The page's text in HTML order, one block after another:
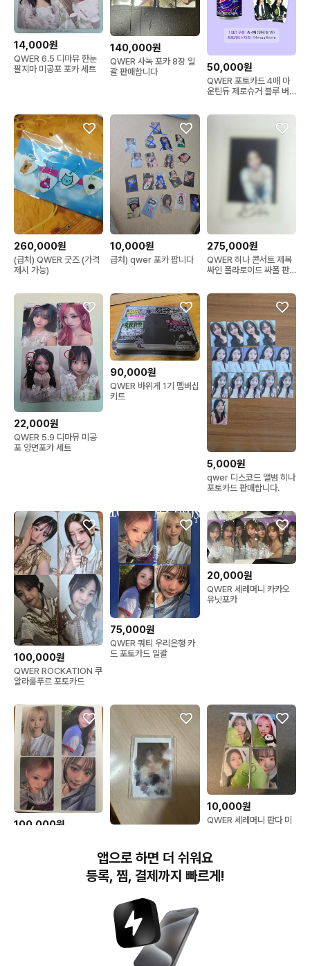
14,000원
QWER 6.5 디마뮤 한눈
팔지마 미공포 포카 세트
140,000원
QWER 사녹 포카 8장 일
괄 판매합니다
50,000원
QWER 포토카드 4매 마
운틴듀 제로슈거 블루 버
260,000원
(급처) QWER 굿즈 (가격
제시 가능)
10,000원
급처) qwer 포카 팝니다
275,000원
QWER 히나 콘서트 제복
싸인 폴라로이드 싸폴 판
22,000원
QWER 5.9 디마뮤 미공
포 양면포카 세트
90,000원
QWER 바위게 1기 멤버십
키트
5,000원
qwer 디스코드 앨범 히나
포토카드 판매합니다.
100,000원
QWER ROCKATION 쿠
알라룸푸르 포토카드
75,000원
QWER 쿼티 우리은행 카
드 포토카드 일괄
20,000원
QWER 세레머니 카카오
유닛포카
100,000원
QWER 하나 미주 투어 제
복 친필 싸인 폴라
10,000원
QWER 세레머니 판다 미
번개장터(주) 사업자정보, 이용약관 및 기타 법적고지
번개장터㈜는 통신판매중개자이며, 통신판매의 당사자가 아닙니다. 전자상거래 등에서의
소비자보호에 관한 법률 등 관련 법령 및 번개장터㈜의 약관에 따라 상품, 상품정보, 거래에 관한 책임은
앱으로 하면 더 쉬워요
등록, 찜, 결제까지 빠르게!